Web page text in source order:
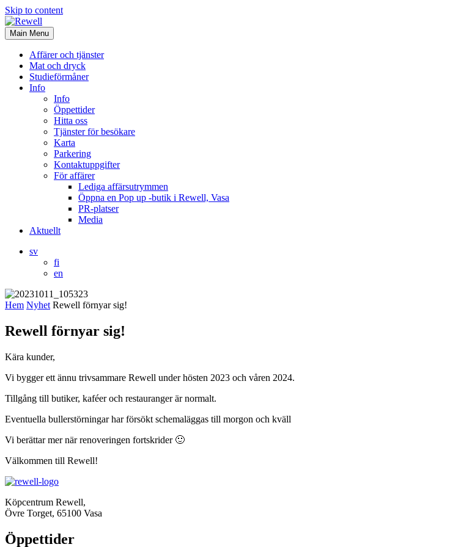
Skip to content
Main Menu
Affärer och tjänster
Mat och dryck
Studieförmåner
Info
Info
Öppettider
Hitta oss
Tjänster för besökare
Karta
Parkering
Kontaktuppgifter
För affärer
Lediga affärsutrymmen
Öppna en Pop up -butik i Rewell, Vasa
PR-platser
Media
Aktuellt
sv
fi
en
Hem Nyhet Rewell förnyar sig!
Rewell förnyar sig!
Kära kunder,
Vi bygger ett ännu trivsammare Rewell under hösten 2023 och våren 2024.
Tillgång till butiker, kaféer och restauranger är normalt.
Eventuella bullerstörningar har försökt schemaläggas till morgon och kväll
Vi berättar mer när renoveringen fortskrider 🙂
Välkommen till Rewell!
Köpcentrum Rewell,
Övre Torget, 65100 Vasa
Öppettider